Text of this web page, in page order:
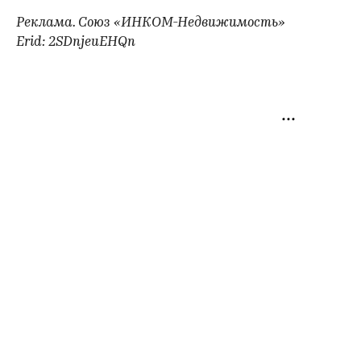
Реклама. Союз «ИНКОМ-Недвижимость»
Erid: 2SDnjeuEHQn